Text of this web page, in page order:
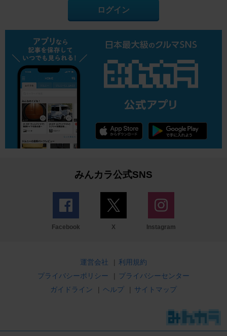
ログイン
みんカラ公式SNS
Facebook X Instagram
運営会社 | 利用規約
プライバシーポリシー
| プライバシーセンター
ガイドライン
| ヘルプ | サイトマップ